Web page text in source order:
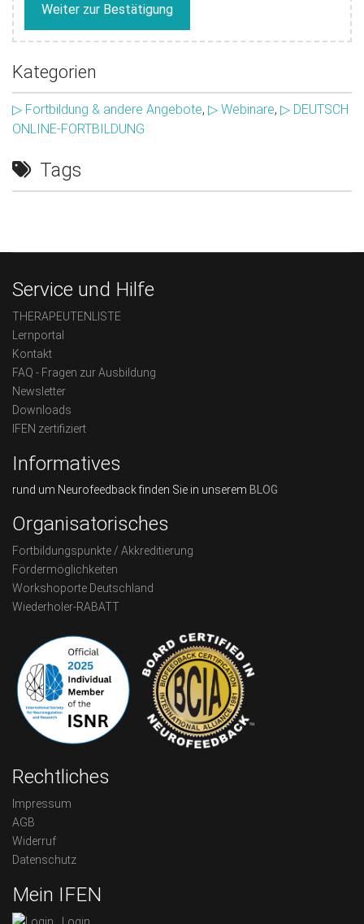
Weiter zur Bestätigung
Kategorien
▷ Fortbildung & andere Angebote, ▷ Webinare, ▷ DEUTSCH
ONLINE-FORTBILDUNG
Tags
Service und Hilfe
THERAPEUTENLISTE
Lernportal
Kontakt
FAQ - Fragen zur Ausbildung
Newsletter
Downloads
IFEN zertifiziert
Informatives
rund um Neurofeedback finden Sie in unserem BLOG
Organisatorisches
Fortbildungspunkte / Akkreditierung
Fördermöglichkeiten
Workshoporte Deutschland
Wiederholer-RABATT
Rechtliches
Impressum
AGB
Widerruf
Datenschutz
Mein IFEN